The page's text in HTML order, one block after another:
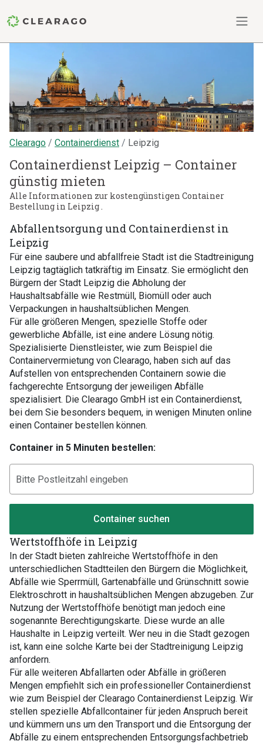
Clearago Containerdienst Leipzig
Containerdienst Leipzig – Container
günstig mieten
Alle Informationen zur kostengünstigen Container
Bestellung in Leipzig .
Abfallentsorgung und Containerdienst in
Leipzig
Für eine saubere und abfallfreie Stadt ist die Stadtreinigung
Leipzig tagtäglich tatkräftig im Einsatz. Sie ermöglicht den
Bürgern der Stadt Leipzig die Abholung der
Haushaltsabfälle wie Restmüll, Biomüll oder auch
Verpackungen in haushaltsüblichen Mengen.
Für alle größeren Mengen, spezielle Stoffe oder
gewerbliche Abfälle, ist eine andere Lösung nötig.
Spezialisierte Dienstleister, wie zum Beispiel die
Containervermietung von Clearago, haben sich auf das
Aufstellen von entsprechenden Containern sowie die
fachgerechte Entsorgung der jeweiligen Abfälle
spezialisiert. Die Clearago GmbH ist ein Containerdienst,
bei dem Sie besonders bequem, in wenigen Minuten online
einen Container bestellen können.
Container in 5 Minuten bestellen:
Container suchen
Wertstoffhöfe in Leipzig
In der Stadt bieten zahlreiche Wertstoffhöfe in den
unterschiedlichen Stadtteilen den Bürgern die Möglichkeit,
Abfälle wie Sperrmüll, Gartenabfälle und Grünschnitt sowie
Elektroschrott in haushaltsüblichen Mengen abzugeben. Zur
Nutzung der Wertstoffhöfe benötigt man jedoch eine
sogenannte Berechtigungskarte. Diese wurde an alle
Haushalte in Leipzig verteilt. Wer neu in die Stadt gezogen
ist, kann eine solche Karte bei der Stadtreinigung Leipzig
anfordern.
Für alle weiteren Abfallarten oder Abfälle in größeren
Mengen empfiehlt sich ein professioneller Containerdienst
wie zum Beispiel der Clearago Containerdienst Leipzig. Wir
stellen spezielle Abfallcontainer für jeden Anspruch bereit
und kümmern uns um den Transport und die Entsorgung der
Abfälle zu einem entsprechenden Entsorgungsfachbetrieb